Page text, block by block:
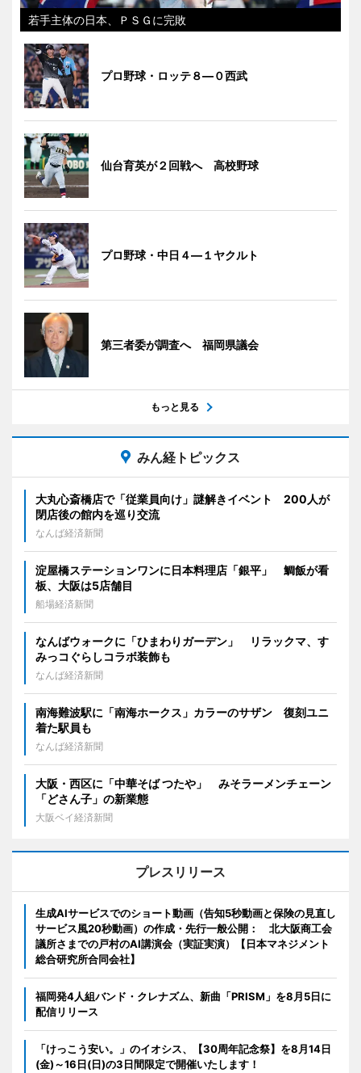
若手主体の日本、ＰＳＧに完敗
プロ野球・ロッテ８―０西武
仙台育英が２回戦へ 高校野球
プロ野球・中日４―１ヤクルト
第三者委が調査へ 福岡県議会
もっと見る
みん経トピックス
大丸心斎橋店で「従業員向け」謎解きイベント 200人が
閉店後の館内を巡り交流
なんば経済新聞
淀屋橋ステーションワンに日本料理店「銀平」 鯛飯が看
板、大阪は5店舗目
船場経済新聞
なんばウォークに「ひまわりガーデン」 リラックマ、す
みっコぐらしコラボ装飾も
なんば経済新聞
南海難波駅に「南海ホークス」カラーのサザン 復刻ユニ
着た駅員も
なんば経済新聞
大阪・西区に「中華そば つたや」 みそラーメンチェーン
「どさん子」の新業態
大阪ベイ経済新聞
プレスリリース
生成AIサービスでのショート動画（告知5秒動画と保険の見直し
サービス風20秒動画）の作成・先行一般公開： 北大阪商工会
議所さまでの戸村のAI講演会（実証実演）【日本マネジメント
総合研究所合同会社】
福岡発4人組バンド・クレナズム、新曲「PRISM」を8月5日に
配信リリース
「けっこう安い。」のイオシス、【30周年記念祭】を8月14日
(金)～16日(日)の3日間限定で開催いたします！